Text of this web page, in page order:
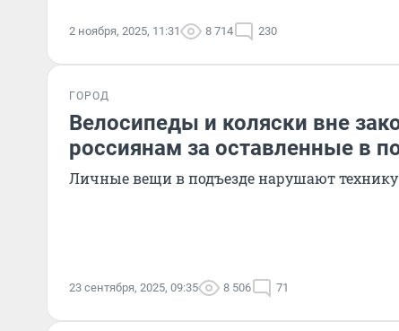
2 ноября, 2025, 11:31 8 714 230
ГОРОД
Велосипеды и коляски вне
россиянам за оставленные в
Личные вещи в подъезде нарушают
23 сентября, 2025, 09:35 8 506 71